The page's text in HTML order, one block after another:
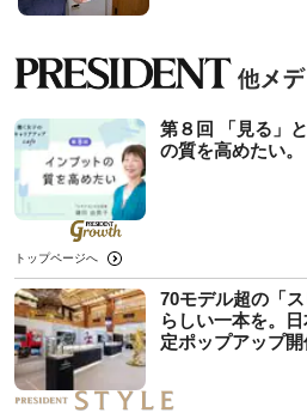
第８回 「見る」
の質を高めたい。
トップページへ
70モデル超の「
らしい一本を。
定ポップアップ開